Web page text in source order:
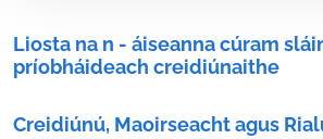
Liosta na n - áiseanna cúram
príobháideach creidiúnaithe
Creidiúnú, Maoirseacht agus